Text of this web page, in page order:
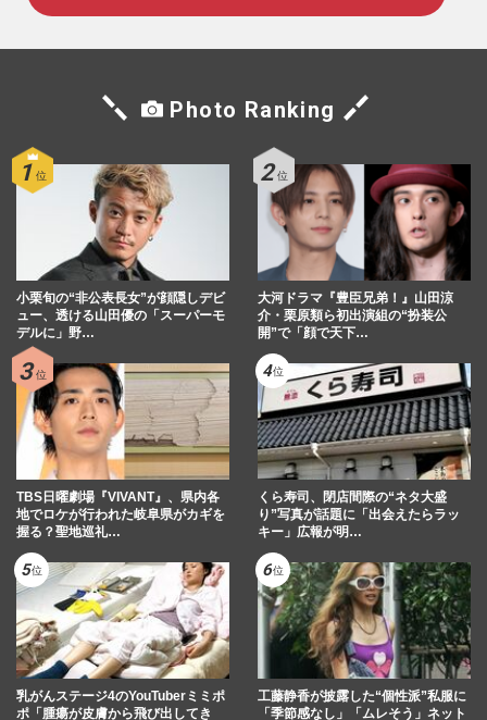
Photo Ranking
小栗旬の“非公表長女”が顔隠しデビ
ュー、透ける山田優の「スーパーモ
デルに」野…
大河ドラマ『豊臣兄弟！』山田涼
介・栗原類ら初出演組の“扮装公
開”で「顔で天下…
TBS日曜劇場『VIVANT』、県内各
地でロケが行われた岐阜県がカギを
握る？聖地巡礼…
くら寿司、閉店間際の“ネタ大盛
り”写真が話題に「出会えたらラッ
キー」広報が明…
乳がんステージ4のYouTuberミミポ
ポ「腫瘍が皮膚から飛び出してき
工藤静香が披露した“個性派”私服に
「季節感なし」「ムレそう」ネット